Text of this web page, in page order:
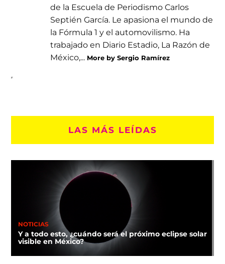
de la Escuela de Periodismo Carlos
Septién García. Le apasiona el mundo de
la Fórmula 1 y el automovilismo. Ha
trabajado en Diario Estadio, La Razón de
México,... More by Sergio Ramírez
LAS MÁS LEÍDAS
NOTICIAS
Y a todo esto, ¿cuándo será el próximo eclipse solar
visible en México?